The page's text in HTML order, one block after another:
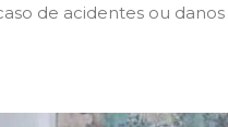
de acidentes ou